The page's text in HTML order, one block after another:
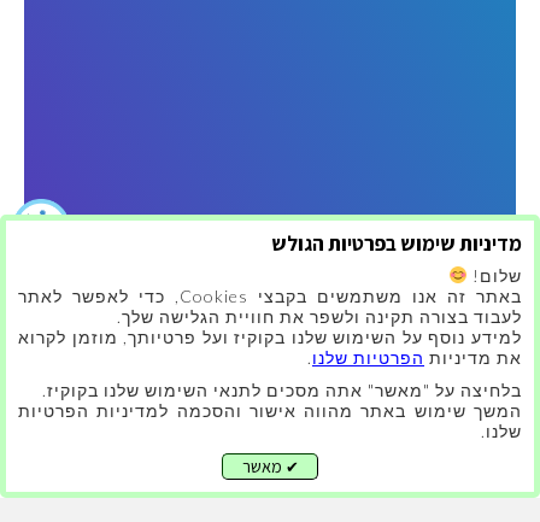
מדיניות שימוש בפרטיות הגולש
שלום!
באתר זה אנו משתמשים בקבצי Cookies, כדי לאפשר לאתר
לעבוד בצורה תקינה ולשפר את חוויית הגלישה שלך.
למידע נוסף על השימוש שלנו בקוקיז ועל פרטיותך, מוזמן לקרוא
את מדיניות הפרטיות שלנו.
בלחיצה על "מאשר" אתה מסכים לתנאי השימוש שלנו בקוקיז.
המשך שימוש באתר מהווה אישור והסכמה למדיניות הפרטיות
שלנו.
✔ מאשר